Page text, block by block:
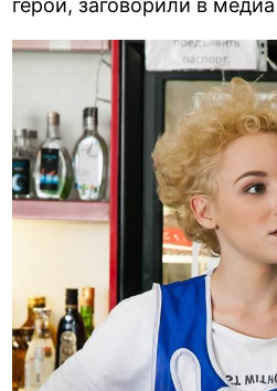
герой, заговорили в